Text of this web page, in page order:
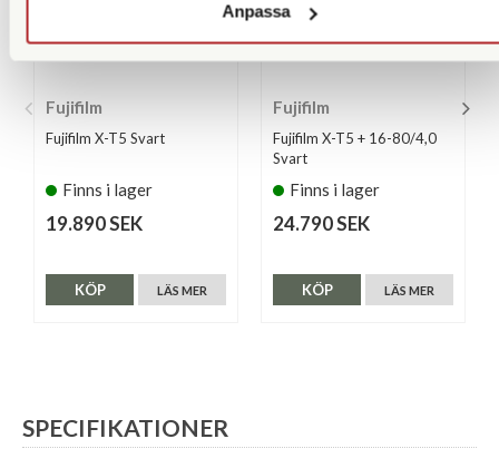
Anpassa
Fujifilm
Fujifilm X-T5 Svart
Finns i lager
19.890 SEK
LÄS MER
KÖP
Fujifilm
Fujifilm X-T5 + 16-80/4,0
Svart
Finns i lager
24.790 SEK
LÄS MER
KÖP
SPECIFIKATIONER